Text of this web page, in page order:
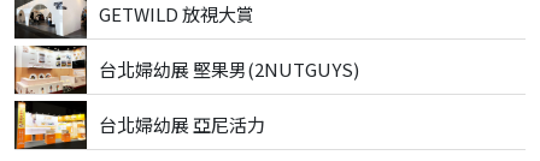
GETWILD 放視大賞
台北婦幼展 堅果男(2NUTGUYS)
台北婦幼展 亞尼活力